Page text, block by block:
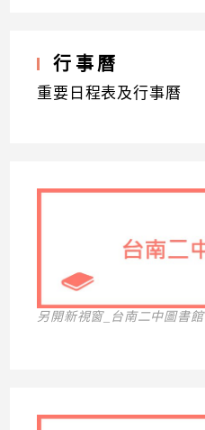
行事曆
重要日程表及行事曆
另開新視窗_台南二中圖書館